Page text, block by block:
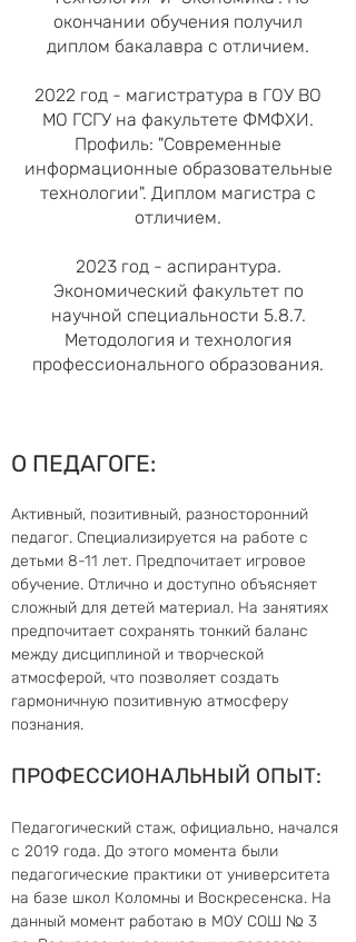
окончании обучения получил
диплом бакалавра с отличием.
2022 год - магистратура в ГОУ ВО
МО ГСГУ на факультете ФМФХИ.
Профиль: "Современные
информационные образовательные
технологии". Диплом магистра с
отличием.
2023 год - аспирантура.
Экономический факультет по
научной специальности 5.8.7.
Методология и технология
профессионального образования.
О ПЕДАГОГЕ:
Активный, позитивный, разносторонний
педагог. Специализируется на работе с
детьми 8-11 лет. Предпочитает игровое
обучение. Отлично и доступно объясняет
сложный для детей материал. На занятиях
предпочитает сохранять тонкий баланс
между дисциплиной и творческой
атмосферой, что позволяет создать
гармоничную позитивную атмосферу
познания.
ПРОФЕССИОНАЛЬНЫЙ ОПЫТ:
Педагогический стаж, официально, начался
с 2019 года. До этого момента были
педагогические практики от университета
на базе школ Коломны и Воскресенска. На
данный момент работаю в МОУ СОШ № 3